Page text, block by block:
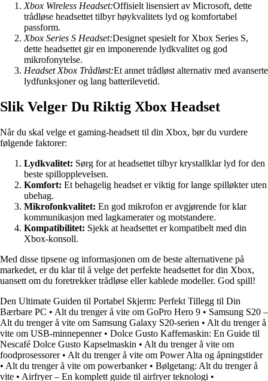
Xbox Wireless Headset:Offisielt lisensiert av Microsoft, dette
trådløse headsettet tilbyr høykvalitets lyd og komfortabel
passform.
Xbox Series S Headset:Designet spesielt for Xbox Series S,
dette headsettet gir en imponerende lydkvalitet og god
mikrofonytelse.
Headset Xbox Trådløst:Et annet trådløst alternativ med avanserte
lydfunksjoner og lang batterilevetid.
Slik Velger Du Riktig Xbox Headset
Når du skal velge et gaming-headsett til din Xbox, bør du vurdere
følgende faktorer:
Lydkvalitet: Sørg for at headsettet tilbyr krystallklar lyd for den
beste spillopplevelsen.
Komfort: Et behagelig headset er viktig for lange spilløkter uten
ubehag.
Mikrofonkvalitet: En god mikrofon er avgjørende for klar
kommunikasjon med lagkamerater og motstandere.
Kompatibilitet: Sjekk at headsettet er kompatibelt med din
Xbox-konsoll.
Med disse tipsene og informasjonen om de beste alternativene på
markedet, er du klar til å velge det perfekte headsettet for din Xbox,
uansett om du foretrekker trådløse eller kablede modeller. God spill!
Den Ultimate Guiden til Portabel Skjerm: Perfekt Tillegg til Din
Bærbare PC • Alt du trenger å vite om GoPro Hero 9 • Samsung S20 –
Alt du trenger å vite om Samsung Galaxy S20-serien • Alt du trenger å
vite om USB-minnepenner• Dolce Gusto Kaffemaskin: En Guide til
Nescafé Dolce Gusto Kapselmaskin • Alt du trenger å vite om
foodprosessorer• Alt du trenger å vite om Power Alta og åpningstider
• Alt du trenger å vite om powerbanker• Bølgetang: Alt du trenger å
vite • Airfryer – En komplett guide til airfryer teknologi •